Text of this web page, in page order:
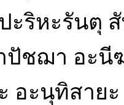
ะริหะรันตุ
ปัชฌา อะ
อะนุทิสายะ